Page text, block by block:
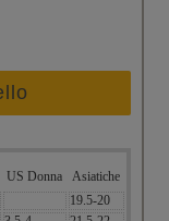
US Donna
Asiatiche
19.5-20